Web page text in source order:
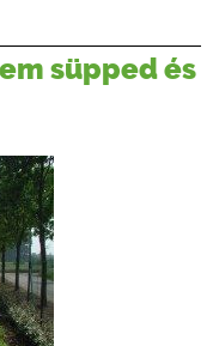
süpped és